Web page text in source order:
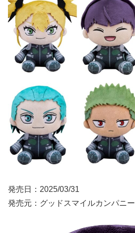
発売日：2025/03/31
発売元：グッドスマイルカンパニー